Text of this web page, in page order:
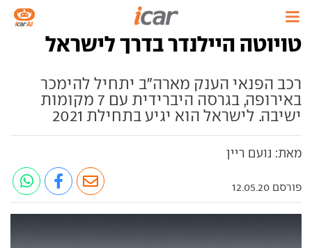
טויוטה היילנדר בדרך לישראל
רכב הפנאי הענק מארה"ב יתחיל להימכר
באירופה, בגרסה היברידית עם 7 מקומות
ישיבה. לישראל הוא יגיע בתחילת 2021
מאת: נועם ריין
פורסם 12.05.20